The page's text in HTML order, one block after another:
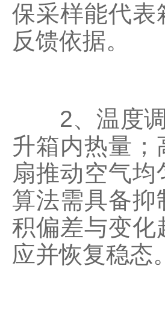
保采样能代表
反馈依据。
2、温度调
升箱内热量
扇推动空气
算法需具备
积偏差与变化
应并恢复稳态。